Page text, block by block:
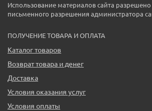
Использование материалов сайта разрешено
письменного разрешения администратора
ПОЛУЧЕНИЕ ТОВАРА И ОПЛАТА
Каталог товаров
Возврат товара и денег
Доставка
Условия оказания услуг
Условия оплаты